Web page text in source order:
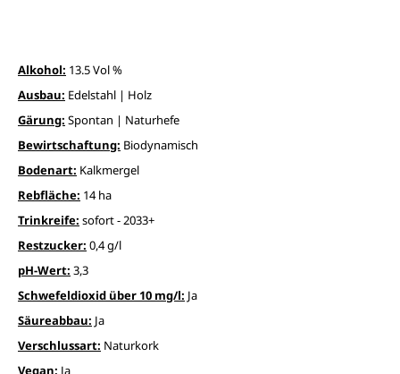
Alkohol: 13.5 Vol %
Ausbau: Edelstahl | Holz
Gärung: Spontan | Naturhefe
Bewirtschaftung: Biodynamisch
Bodenart: Kalkmergel
Rebfläche: 14 ha
Trinkreife: sofort - 2033+
Restzucker: 0,4 g/l
pH-Wert: 3,3
Schwefeldioxid über 10 mg/l: Ja
Säureabbau: Ja
Verschlussart: Naturkork
Vegan: Ja